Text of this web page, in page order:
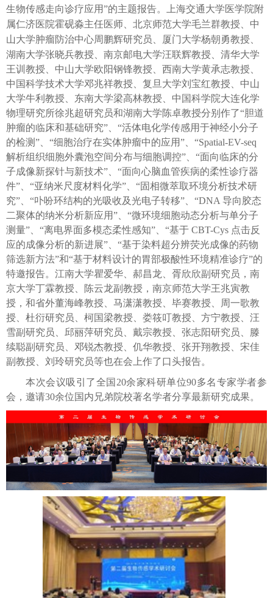
生物传感走向诊疗应用”的主题报告。上海交通大学医学院附
属仁济医院霍砚淼主任医师、北京师范大学毛兰群教授、中
山大学肿瘤防治中心周鹏辉研究员、厦门大学杨朝勇教授、
湖南大学张晓兵教授、南京邮电大学汪联辉教授、清华大学
王训教授、中山大学欧阳钢锋教授、西南大学黄承志教授、
中国科学技术大学邓兆祥教授、复旦大学刘宝红教授、中山
大学牛利教授、东南大学梁高林教授、中国科学院大连化学
物理研究所徐兆超研究员和湖南大学陈卓教授分别作了“胆道
肿瘤的临床和基础研究” “活体电化学传感用于神经小分子
的检测” “细胞治疗在实体肿瘤中的应用”
“Spatial-EV-seq
解析组织细胞外囊泡空间分布与细胞调控” “面向临床的分
子成像新探针与新技术” “面向心脑血管疾病的柔性诊疗器
件” “亚纳米尺度材料化学” “固相微萃取环境分析技术研
究” “卟吩环结构的光吸收及光电子转移” “DNA 导向胶态
二聚体的纳米分析新应用” “微环境细胞动态分析与单分子
测量” “离电界面多模态柔性感知” “基于 CBT-Cys 点击反
应的成像分析的新进展” “基于染料超分辨荧光成像的药物
筛选新方法”和“基于材料设计的胃部极酸性环境精准诊疗”的
特邀报告。江南大学瞿爱华、郝昌龙、胥欣欣副研究员，南
京大学丁霖教授、陈云龙副教授，南京师范大学王兆寅教
授，和省外董海峰教授、马潇潇教授、毕赛教授、周一歌教
授、杜衍研究员、柯国梁教授、娄筱叮教授、方宁教授、汪
雪副研究员、邱丽萍研究员、戴宗教授、张志阳研究员、滕
续聪副研究员、邓锐杰教授、仉华教授、张开翔教授、宋佳
副教授、刘玲研究员等也在会上作了口头报告。
本次会议吸引了全国 20余家科研单位90多名专家学者参
会，邀请30余位国内兄弟院校著名学者分享最新研究成果。